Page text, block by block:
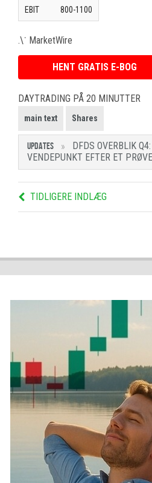
EBIT 800-1100
.\˙ MarketWire
HENT GRATIS E-BOG
DAYTRADING PÅ 20 MINUTTER
main text Shares
UPDATES
DFDS OVERBLIK
VENDEPUNKT EFTER ET
TIDLIGERE INDLÆG